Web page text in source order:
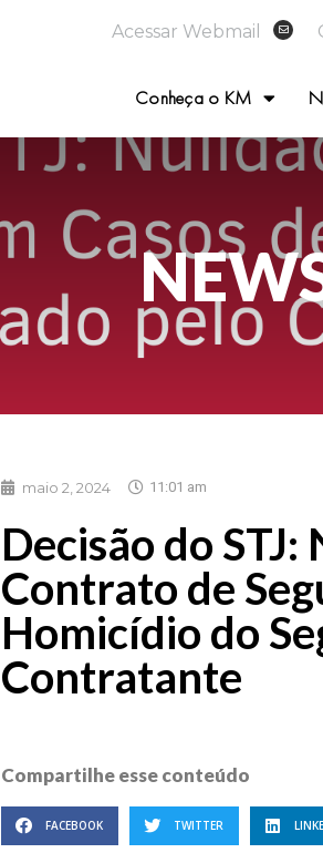
Acessar Webmail
Conheça o KM
maio 2, 2024 11:01 am
Decisão do
Contrato de
Homicídio do
Contratante
Compartilhe esse conteúdo
FACEBOOK TWITTER